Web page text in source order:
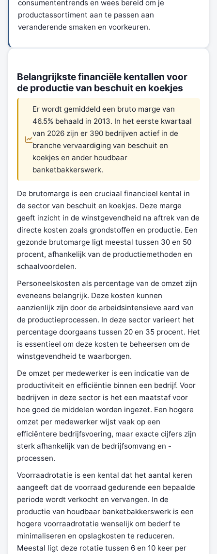
consumententrends en wees bereid om je
productassortiment aan te passen aan
veranderende smaken en voorkeuren.
Belangrijkste financiële kentallen voor
de productie van beschuit en koekjes
Er wordt gemiddeld een bruto marge van
46.5% behaald in 2013. In het eerste kwartaal
van 2026 zijn er 390 bedrijven actief in de
branche vervaardiging van beschuit en
koekjes en ander houdbaar
banketbakkerswerk.
De brutomarge is een cruciaal financieel kental in
de sector van beschuit en koekjes. Deze marge
geeft inzicht in de winstgevendheid na aftrek van de
directe kosten zoals grondstoffen en productie. Een
gezonde brutomarge ligt meestal tussen 30 en 50
procent, afhankelijk van de productiemethoden en
schaalvoordelen.
Personeelskosten als percentage van de omzet zijn
eveneens belangrijk. Deze kosten kunnen
aanzienlijk zijn door de arbeidsintensieve aard van
de productieprocessen. In deze sector varieert het
percentage doorgaans tussen 20 en 35 procent. Het
is essentieel om deze kosten te beheersen om de
winstgevendheid te waarborgen.
De omzet per medewerker is een indicatie van de
productiviteit en efficiëntie binnen een bedrijf. Voor
bedrijven in deze sector is het een maatstaf voor
hoe goed de middelen worden ingezet. Een hogere
omzet per medewerker wijst vaak op een
efficiëntere bedrijfsvoering, maar exacte cijfers zijn
sterk afhankelijk van de bedrijfsomvang en -
processen.
Voorraadrotatie is een kental dat het aantal keren
aangeeft dat de voorraad gedurende een bepaalde
periode wordt verkocht en vervangen. In de
productie van houdbaar banketbakkerswerk is een
hogere voorraadrotatie wenselijk om bederf te
minimaliseren en opslagkosten te reduceren.
Meestal ligt deze rotatie tussen 6 en 10 keer per